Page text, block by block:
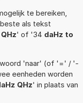
te bereiken,
als tekst
' of '34 daHz to
woord 'naar' (of '=' / '-
eenheden worden
QHz' in plaats van